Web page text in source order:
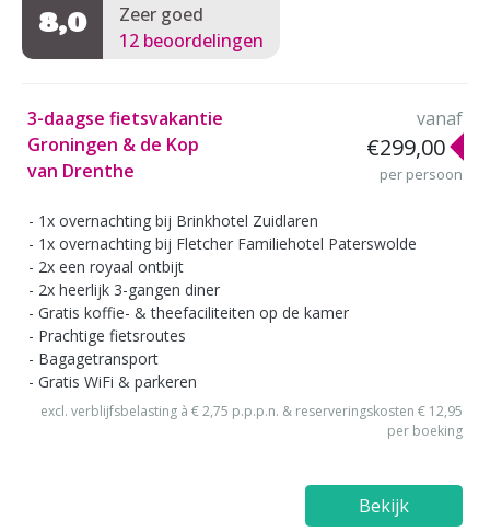
8,0
Zeer goed
12 beoordelingen
3-daagse fietsvakantie
Groningen & de Kop
van Drenthe
vanaf
€299,00
per persoon
1x overnachting bij Brinkhotel Zuidlaren
1x overnachting bij Fletcher Familiehotel Paterswolde
2x een royaal ontbijt
2x heerlijk 3-gangen diner
Gratis koffie- & theefaciliteiten op de kamer
Prachtige fietsroutes
Bagagetransport
Gratis WiFi & parkeren
excl. verblijfsbelasting à € 2,75 p.p.p.n. & reserveringskosten € 12,95
per boeking
Bekijk